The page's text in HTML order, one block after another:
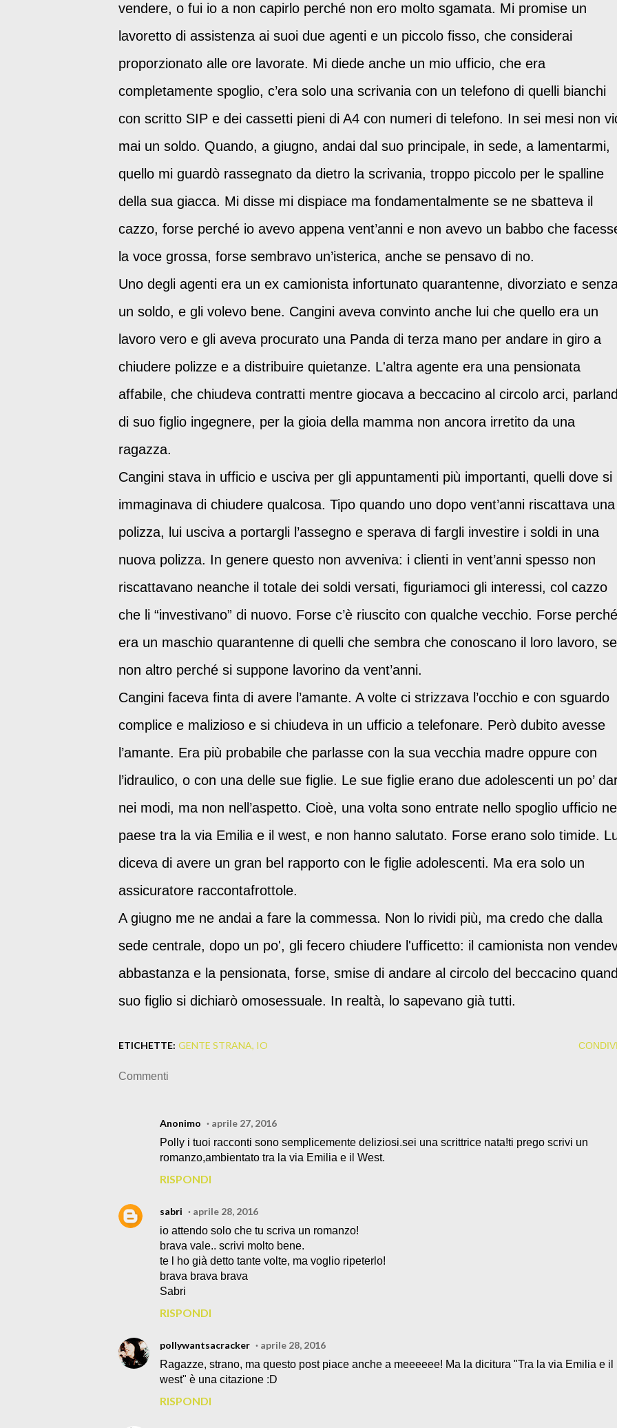
vendere, o fui io a non capirlo perché non ero molto sgamata. Mi promise un
lavoretto di assistenza ai suoi due agenti e un piccolo fisso, che considerai
proporzionato alle ore lavorate. Mi diede anche un mio ufficio, che era
completamente spoglio, c’era solo una scrivania con un telefono di quelli bianchi
con scritto SIP e dei cassetti pieni di A4 con numeri di telefono. In sei mesi non
mai un soldo. Quando, a giugno, andai dal suo principale, in sede, a lamentarmi,
quello mi guardò rassegnato da dietro la scrivania, troppo piccolo per le spalline
della sua giacca. Mi disse mi dispiace ma fondamentalmente se ne sbatteva il
cazzo, forse perché io avevo appena vent’anni e non avevo un babbo che
la voce grossa, forse sembravo un’isterica, anche se pensavo di no.
Uno degli agenti era un ex camionista infortunato quarantenne, divorziato e
un soldo, e gli volevo bene. Cangini aveva convinto anche lui che quello era un
lavoro vero e gli aveva procurato una Panda di terza mano per andare in giro a
chiudere polizze e a distribuire quietanze. L'altra agente era una pensionata
affabile, che chiudeva contratti mentre giocava a beccacino al circolo arci,
di suo figlio ingegnere, per la gioia della mamma non ancora irretito da una
ragazza.
Cangini stava in ufficio e usciva per gli appuntamenti più importanti, quelli dove si
immaginava di chiudere qualcosa. Tipo quando uno dopo vent’anni riscattava una
polizza, lui usciva a portargli l’assegno e sperava di fargli investire i soldi in una
nuova polizza. In genere questo non avveniva: i clienti in vent’anni spesso non
riscattavano neanche il totale dei soldi versati, figuriamoci gli interessi, col cazzo
che li “investivano” di nuovo. Forse c’è riuscito con qualche vecchio. Forse perché
era un maschio quarantenne di quelli che sembra che conoscano il loro lavoro, se
non altro perché si suppone lavorino da vent’anni.
Cangini faceva finta di avere l’amante. A volte ci strizzava l’occhio e con sguardo
complice e malizioso e si chiudeva in un ufficio a telefonare. Però dubito avesse
l’amante. Era più probabile che parlasse con la sua vecchia madre oppure con
l’idraulico, o con una delle sue figlie. Le sue figlie erano due adolescenti un po’
nei modi, ma non nell’aspetto. Cioè, una volta sono entrate nello spoglio ufficio
paese tra la via Emilia e il west, e non hanno salutato. Forse erano solo timide.
diceva di avere un gran bel rapporto con le figlie adolescenti. Ma era solo un
assicuratore raccontafrottole.
A giugno me ne andai a fare la commessa. Non lo rividi più, ma credo che dalla
sede centrale, dopo un po', gli fecero chiudere l'ufficetto: il camionista non
abbastanza e la pensionata, forse, smise di andare al circolo del beccacino
suo figlio si dichiarò omosessuale. In realtà, lo sapevano già tutti.
ETICHETTE: GENTE STRANA IO
Commenti
Anonimo
aprile 27, 2016
Polly i tuoi racconti sono semplicemente deliziosi.sei una scrittrice nata!ti prego scrivi un
romanzo,ambientato tra la via Emilia e il West.
RISPONDI
sabri
aprile 28, 2016
io attendo solo che tu scriva un romanzo!
brava vale.. scrivi molto bene.
te l ho già detto tante volte, ma voglio ripeterlo!
brava brava brava
Sabri
RISPONDI
pollywantsacracker
aprile 28, 2016
Ragazze, strano, ma questo post piace anche a meeeeee! Ma la dicitura "Tra la via Emilia e il
west" è una citazione :D
RISPONDI